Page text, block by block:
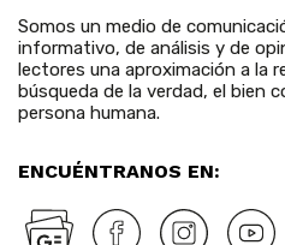
Somos un medio de
informativo, de análisis y de
lectores una aproximación a la
búsqueda de la verdad, el bien
persona humana.
ENCUÉNTRANOS EN: